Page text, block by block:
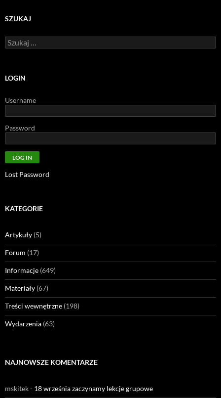
SZUKAJ
Szukaj:
LOGIN
Username
Password
Lost Password
KATEGORIE
Artykuły (5)
Forum (17)
Informacje (649)
Materiały (67)
Treści wewnętrzne (198)
Wydarzenia (63)
NAJNOWSZE KOMENTARZE
mskitek- 18 września zaczynamy lekcje grupowe